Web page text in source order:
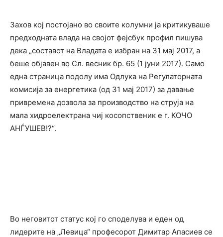
Захов кој постојано во своите колумни ја критикуваше
предходната влада на својот фејсбук профил пишува
дека „составот на Владата е избран на 31 мај 2017, а
беше објавен во Сл. весник бр. 65 (1 јуни 2017). Само
една страница подолу има Одлука на Регулаторната
комисија за енергетика (од 31 мај 2017) за давање
привремена дозвола за производство на струја на
мала хидроелектрана чиј косопственик е г. КОЧО
АНЃУШЕВ!?“.
Во неговитот статус кој го споделува и еден од
лидерите на „Левица“ професорот Димитар Апасиев се